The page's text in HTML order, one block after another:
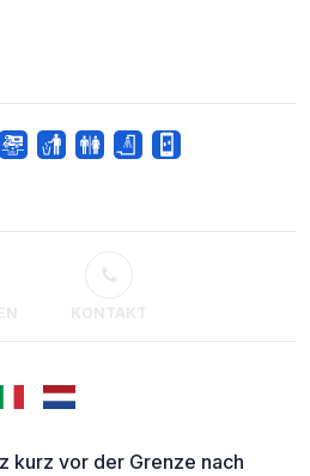
KONTAKT
kurz vor der Grenze nach